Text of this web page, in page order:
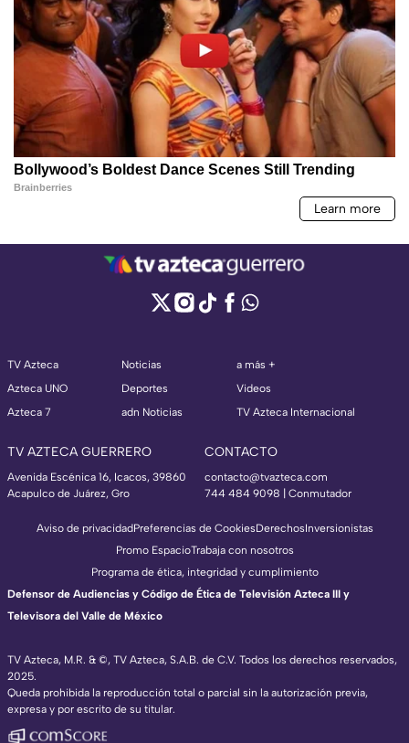
TV Azteca
Azteca UNO
Azteca 7
Noticias
Deportes
adn Noticias
a más +
Videos
TV Azteca Internacional
TV AZTECA GUERRERO
Avenida Escénica 16, Icacos, 39860
Acapulco de Juárez, Gro
CONTACTO
contacto@tvazteca.com
744 484 9098 | Conmutador
TV Azteca, M.R. & ©, TV Azteca, S.A.B. de C.V. Todos los derechos reservados,
2025.
Queda prohibida la reproducción total o parcial sin la autorización previa,
expresa y por escrito de su titular.
Aviso de privacidadPreferencias de CookiesDerechosInversionistas
Promo EspacioTrabaja con nosotros
Programa de ética, integridad y cumplimiento
Defensor de Audiencias y Código de Ética de Televisión Azteca III y
Televisora del Valle de México